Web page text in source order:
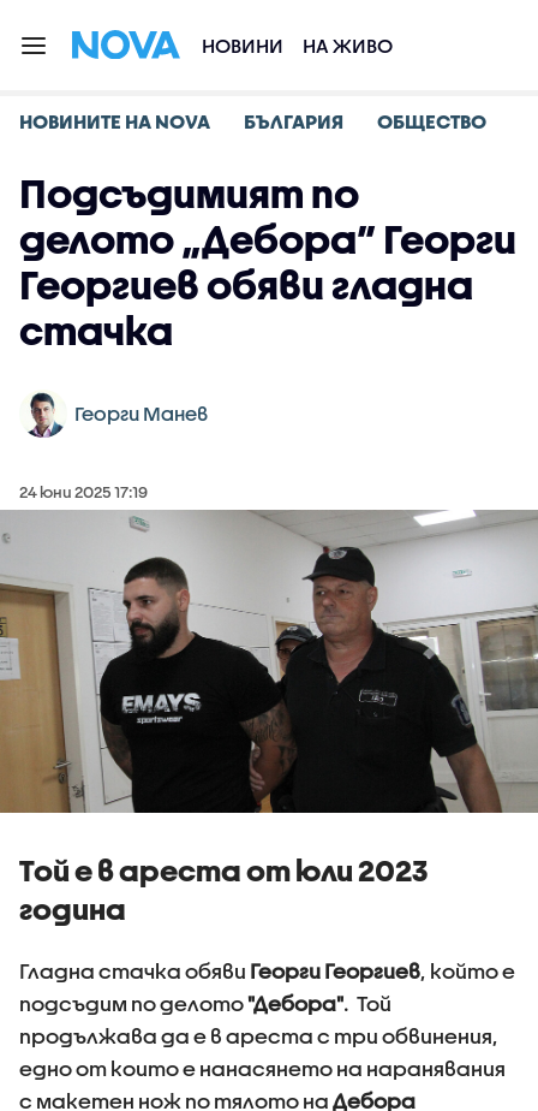
НОВИНИ НА ЖИВО
НОВИНИТЕ НА NOVA БЪЛГАРИЯ ОБЩЕСТВО
Подсъдимият по
делото „Дебора” Георги
Георгиев обяви гладна
стачка
Георги Манев
24 юни 2025 17:19
Той е в ареста от юли 2023
година
Гладна стачка обяви Георги Георгиев, който е
подсъдим по делото"Дебора". Той
продължава да е в ареста с три обвинения,
едно от които е нанасянето на наранявания
с макетен нож по тялото на Дебора